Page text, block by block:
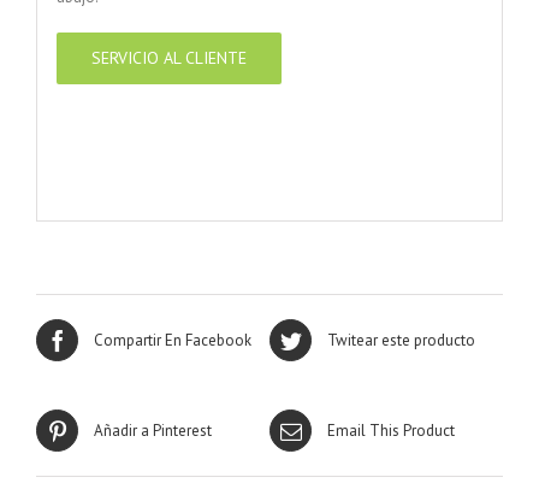
SERVICIO AL CLIENTE
Compartir En Facebook Twitear este producto
Añadir a Pinterest Email This Product